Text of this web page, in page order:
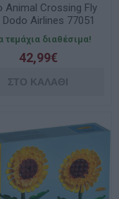
Animal Crossing Fly
Airlines 77051
τεμάχια διαθέσιμα!
42,99€